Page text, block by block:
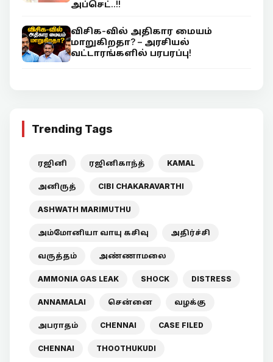
அப்செட்..!!
விசிக-வில் அதிகார மையம்
மாறுகிறதா? – அரசியல்
வட்டாரங்களில் பரபரப்பு!
Trending Tags
ரஜினி ரஜினிகாந்த் KAMAL
அனிருத் CIBI CHAKARAVARTHI
ASHWATH MARIMUTHU
அம்மோனியா வாயு கசிவு அதிர்ச்சி
வருத்தம் அண்ணாமலை
AMMONIA GAS LEAK SHOCK DISTRESS
ANNAMALAI சென்னை வழக்கு
அபராதம் CHENNAI CASE FILED
CHENNAI THOOTHUKUDI